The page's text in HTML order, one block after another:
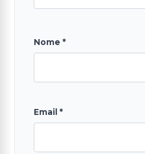
Nome *
Email *